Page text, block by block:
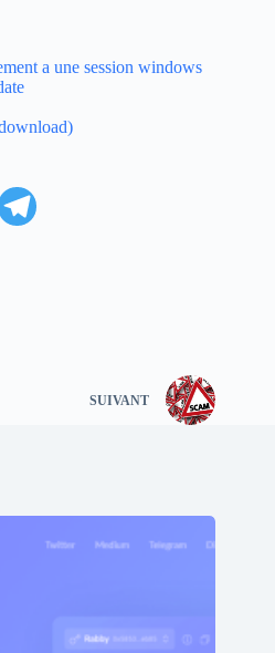
a une session windows
SUIVANT